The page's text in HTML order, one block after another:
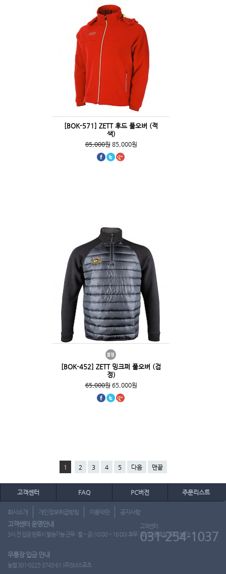
[BOK-571] ZETT 후드 풀오버 (적
색)
85,000원85,000원
[BOK-452] ZETT 밍크퍼 풀오버 (검
정)
65,000원65,000원
1 2 3 4 5 다음 맨끝
고객센터 FAQ PC버전 주문리스트
회사소개 개인정보취급방침 이용약관 공지사항
고객센터 운영안내
3시 전 입금 완료시 발송가능 근무 : 월 ~ 금 (10:00 ~ 16:00) 휴무 : 토, 일, 공휴일 (도매 불가)
고객센터
031-254-1037
무통장 입금 안내
농협 301-0225-3745-61 (주)SM스포츠